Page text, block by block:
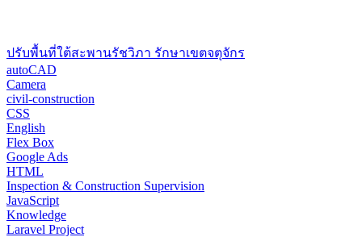
ปรับพื้นที่ใต้สะพานรัชวิภา รักษาเขตจตุจักร
autoCAD
Camera
civil-construction
CSS
English
Flex Box
Google Ads
HTML
Inspection & Construction Supervision
JavaScript
Knowledge
Laravel Project